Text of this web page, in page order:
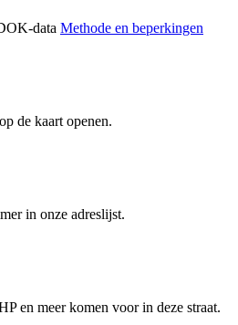
data Methode en beperkingen
de kaart openen.
in onze adreslijst.
en meer komen voor in deze straat.